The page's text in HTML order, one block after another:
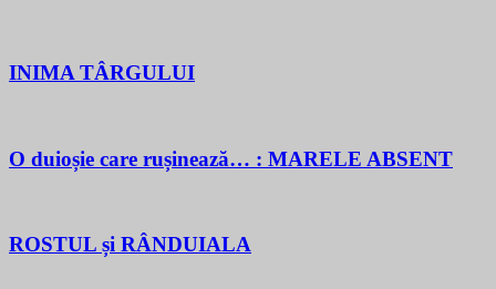
INIMA TÂRGULUI
O duioșie care rușinează… : MARELE ABSENT
ROSTUL și RÂNDUIALA